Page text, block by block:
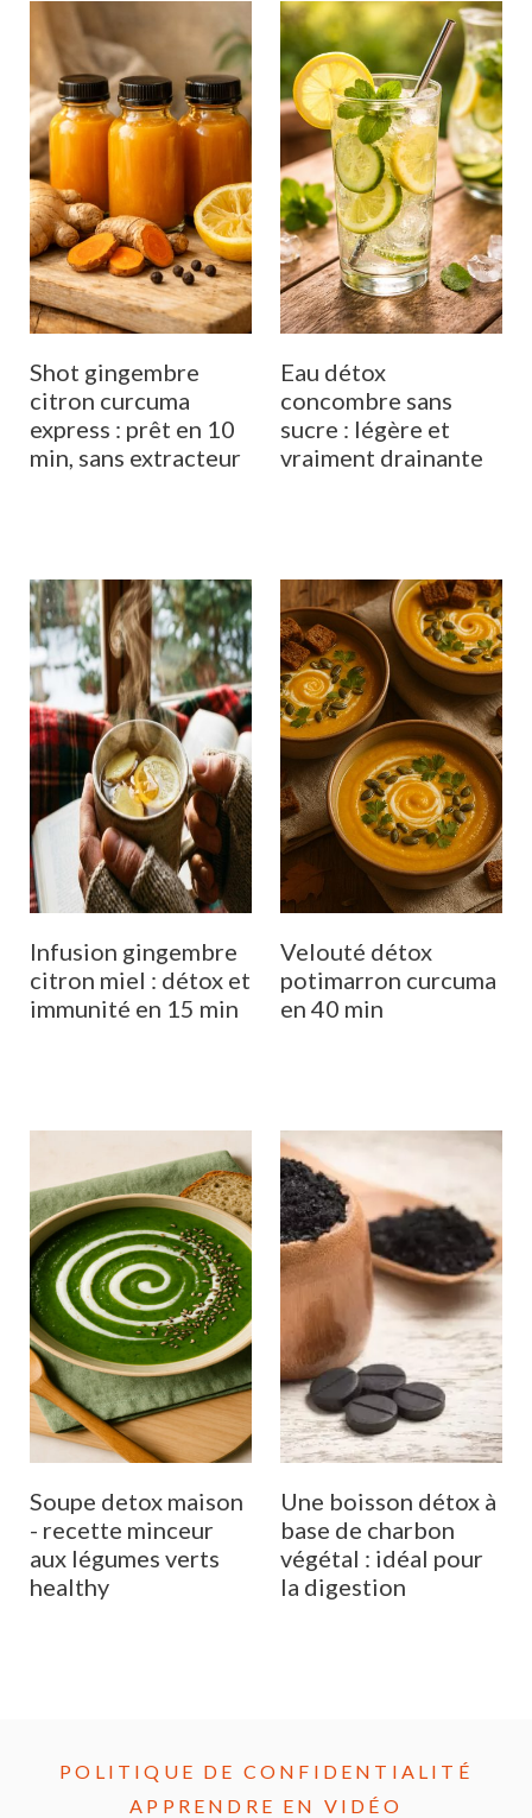
Shot gingembre
citron curcuma
express : prêt en 10
min, sans extracteur
Eau détox
concombre sans
sucre : légère et
vraiment drainante
Infusion gingembre
citron miel : détox et
immunité en 15 min
Velouté détox
potimarron curcuma
en 40 min
Soupe detox maison
- recette minceur
aux légumes verts
healthy
Une boisson détox à
base de charbon
végétal : idéal pour
la digestion
POLITIQUE DE CONFIDENTIALITÉ
APPRENDRE EN VIDÉO